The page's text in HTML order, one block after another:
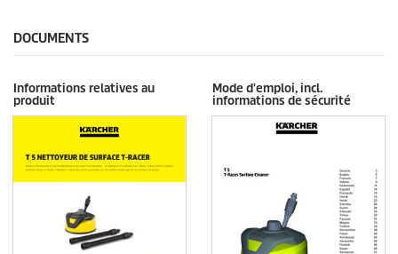
DOCUMENTS
Informations relatives au
produit
Mode d'emploi, incl.
informations de sécurité